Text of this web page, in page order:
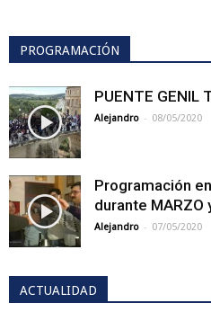
PROGRAMACIÓN
PUENTE GENIL
Alejandro - 08/05/2020
Programación
durante MARZO
Alejandro - 07/05/2020
ACTUALIDAD